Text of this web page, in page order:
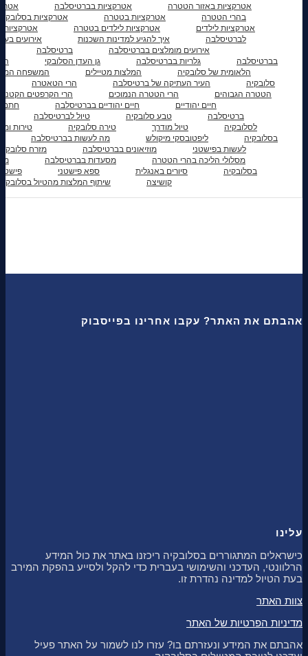
אטרקציות באזור הטטרה אטרקציות בברטיסלבה
בהרי הטטרה
אטרקציות בטטרה
אטרקציות
אטרקציות לילדים
אטרקציות לילדים בטטרה
אטרקציות
לברטיסלבה
איך להגיע למדינות השכנות
אירועים
אירועים מומלצים בברטיסלבה
ברטיסלבה
בברטיסלבה
גלריות בברטיסלבה גן העדן הסלובקי
הלאומית של סלובקיה
המלצות מטיילים
המשפחה
סלובקיה
העיר העתיקה של ברטיסלבה
הרי הטאטרה
הטטרה הגבוהים
הרי הטטרה הנמוכים
הרי הקרפטים
חיים יהודיים
חיים יהודיים בברטיסלבה
חתם
ברטיסלבה
טבע סלובקיה
טיול לברטיסלבה
לסלובקיה
טיול מודרך טירה סלובקיה
טירות
בסלובקיה
ליפטובסקי מיקולש
מה לעשות בברטיסלבה
לעשות בפישטני
מוזיאונים בברטיסלבה
מזרח
מסלולי הליכה בהרי הטטרה
מסעדות בברטיסלבה
בסלובקיה
סיורים באנגלית ספא פישטני
קושיצה
שיתוף המלצות מהטיול
אהבתם את האתר? עקבו אחרינו בפייסבוק
עלינו
כישראלים המתגוררים בסלובקיה ריכזנו באתר את כול המידע
הרלוונטי, העדכני והשימושי בעברית כדי להקל ולסייע בהפקת המירב
בעת הטיול למדינה נהדרת זו.
צוות האתר
מדיניות הפרטיות של האתר
אהבתם את המידע ונעזרתם בו? עזרו לנו לשמור על האתר פעיל